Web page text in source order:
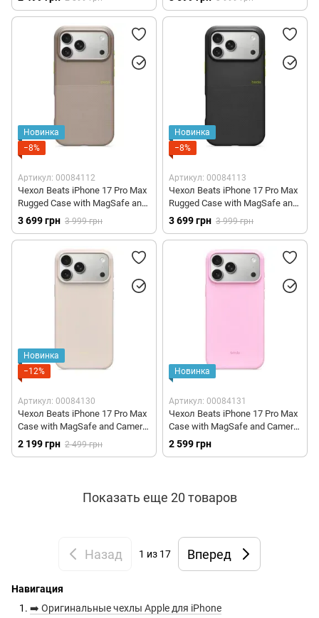
(MGJC4)
Новинка
−8%
Артикул: 00084112
Чехол Beats iPhone 17 Pro Max
Rugged Case with MagSafe and
Camera Control – Alpine Gray
(MGJA4)
3 699 грн 3 999 грн
Новинка
−8%
Артикул: 00084113
Чехол Beats iPhone 17 Pro Max
Rugged Case with MagSafe and
Camera Control – Everest Black
(MGJA4)
3 699 грн 3 999 грн
Новинка
−12%
Артикул: 00084130
Чехол Beats iPhone 17 Pro Max
Case with MagSafe and Camera
Control – Lime Stone (MGJE4)
2 199 грн 2 499 грн
Новинка
Артикул: 00084131
Чехол Beats iPhone 17 Pro Max
Case with MagSafe and Camera
Control – Pebble Pink (MGJF4)
2 599 грн
Показать еще 20 товаров
Назад 1 из 17 Вперед
Навигация
➡️ Оригинальные чехлы Apple для iPhone